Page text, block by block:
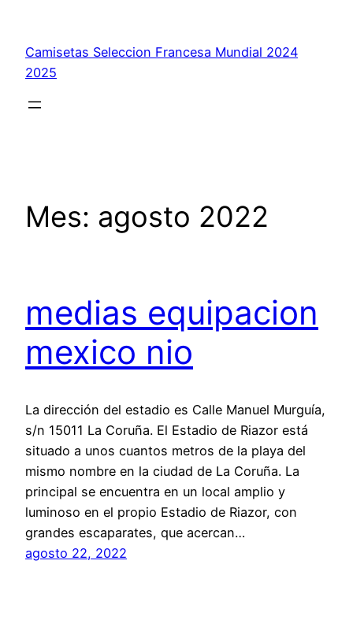
contenido
Camisetas Seleccion Francesa Mundial 2024
2025
Mes: agosto 2022
medias equipacion
mexico nio
La dirección del estadio es Calle Manuel Murguía,
s/n 15011 La Coruña. El Estadio de Riazor está
situado a unos cuantos metros de la playa del
mismo nombre en la ciudad de La Coruña. La
principal se encuentra en un local amplio y
luminoso en el propio Estadio de Riazor, con
grandes escaparates, que acercan…
agosto 22, 2022